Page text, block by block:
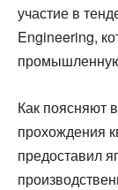
участие в
Engineering,
Как поясняют
прохождения
предоставил